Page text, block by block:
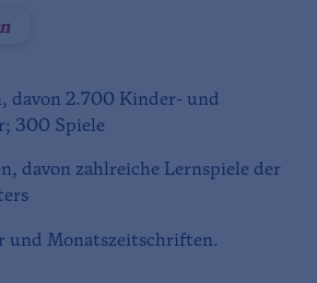
davon 2.700 Kinder- und
300 Spiele
davon zahlreiche Lernspiele der
und Monatszeitschriften.